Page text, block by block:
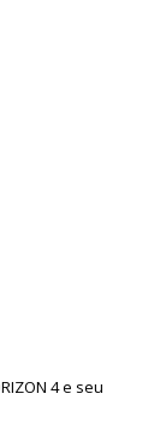
4 e seu